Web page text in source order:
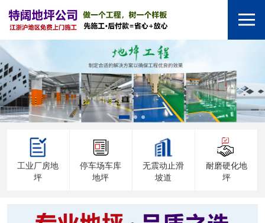
工业厂房地
坪
停车场车库
地坪
无震动止滑
坡道
耐磨硬化地
坪